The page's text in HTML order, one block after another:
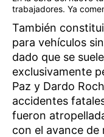
trabajadores. Ya
También
para vehículos
dado que se
exclusivamente
Paz y Dardo
accidentes
fueron
con el avance de